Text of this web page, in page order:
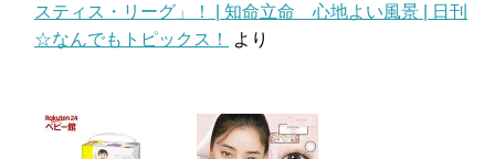
スティス・リーグ」！ | 知命立命 心地よい風景 | 日刊
☆なんでもトピックス！
より